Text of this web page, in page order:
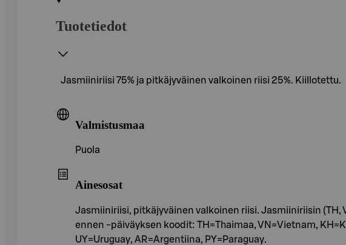
Tuotetiedot
Jasmiiniriisi 75% ja pitkäjyväinen valkoinen riisi 25%. Kiillotettu.
Valmistusmaa
Puola
Ainesosat
Jasmiiniriisi, pitkäjyväinen valkoinen riisi. Jasmiiniriisin (TH,
ennen -päiväyksen koodit: TH=Thaimaa, VN=Vietnam,
UY=Uruguay, AR=Argentiina, PY=Paraguay.